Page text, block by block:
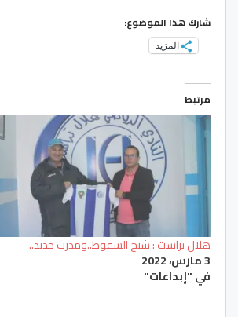
شارك هذا الموضوع:
المزيد
مرتبط
هلال تراست : شبح السقوط..ومدرب جديد..
3 مارس، 2022
في "إبداعات"